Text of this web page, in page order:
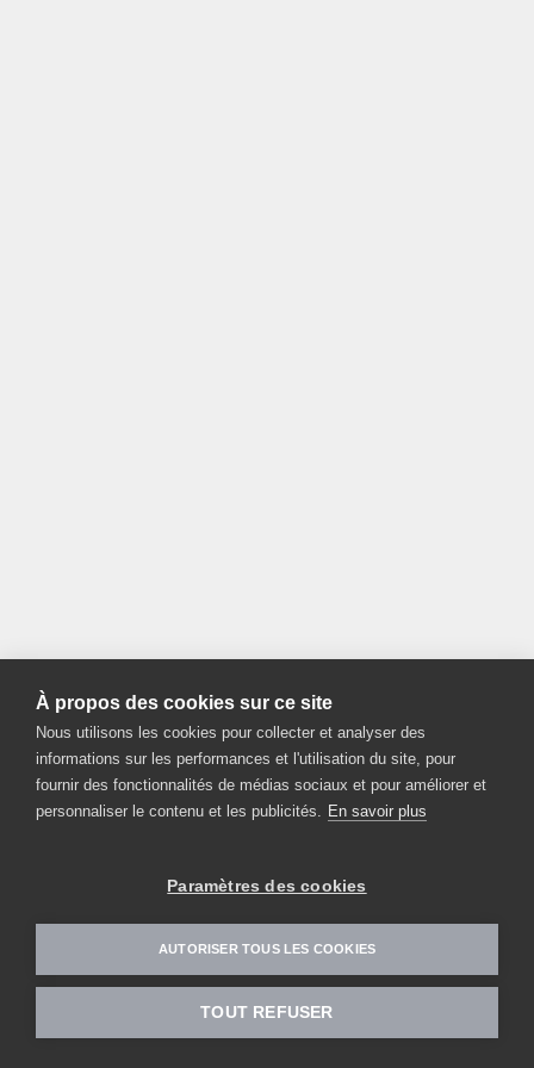
À propos des cookies sur ce site
Nous utilisons les cookies pour collecter et analyser des
informations sur les performances et l'utilisation du site, pour
fournir des fonctionnalités de médias sociaux et pour améliorer et
personnaliser le contenu et les publicités. En savoir plus
Paramètres des cookies
AUTORISER TOUS LES COOKIES
TOUT REFUSER